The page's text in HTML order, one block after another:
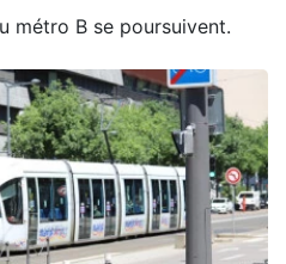
métro B se poursuivent.